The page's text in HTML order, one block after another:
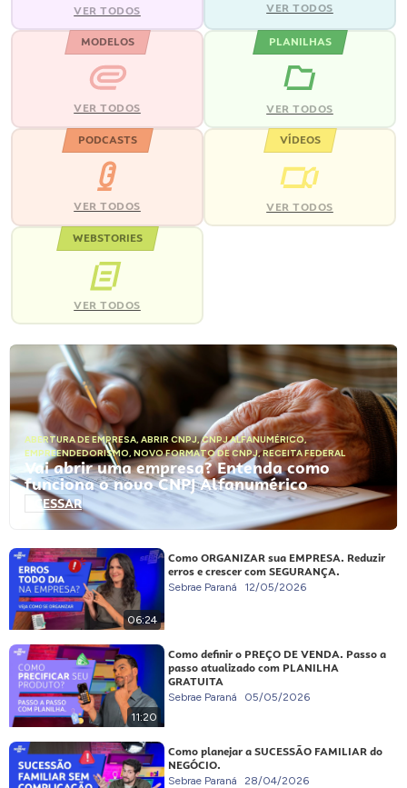
VER TODOS VER TODOS
MODELOS
VER TODOS
PLANILHAS
VER TODOS
PODCASTS
VER TODOS
VÍDEOS
VER TODOS
WEBSTORIES
VER TODOS
ABERTURA DE EMPRESA, ABRIR CNPJ,CNPJ ALFANUMÉRICO,
EMPREENDEDORISMO, NOVO FORMATO DE CNPJ,RECEITA FEDERAL
Vai abrir uma empresa? Entenda como
funciona o novo CNPJ Alfanumérico
ACESSAR
06:24
Como ORGANIZAR sua EMPRESA. Reduzir
erros e crescer com SEGURANÇA.
Sebrae Paraná 12/05/2026
11:20
Como definir o PREÇO DE VENDA. Passo a
passo atualizado com PLANILHA
GRATUITA
Sebrae Paraná 05/05/2026
Como planejar a SUCESSÃO FAMILIAR do
NEGÓCIO.
Sebrae Paraná 28/04/2026